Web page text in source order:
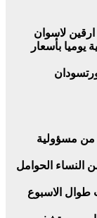
لاسوان
يوميا بأسعار
من مسؤولية
النساء الحوامل
طوال الاسبوع